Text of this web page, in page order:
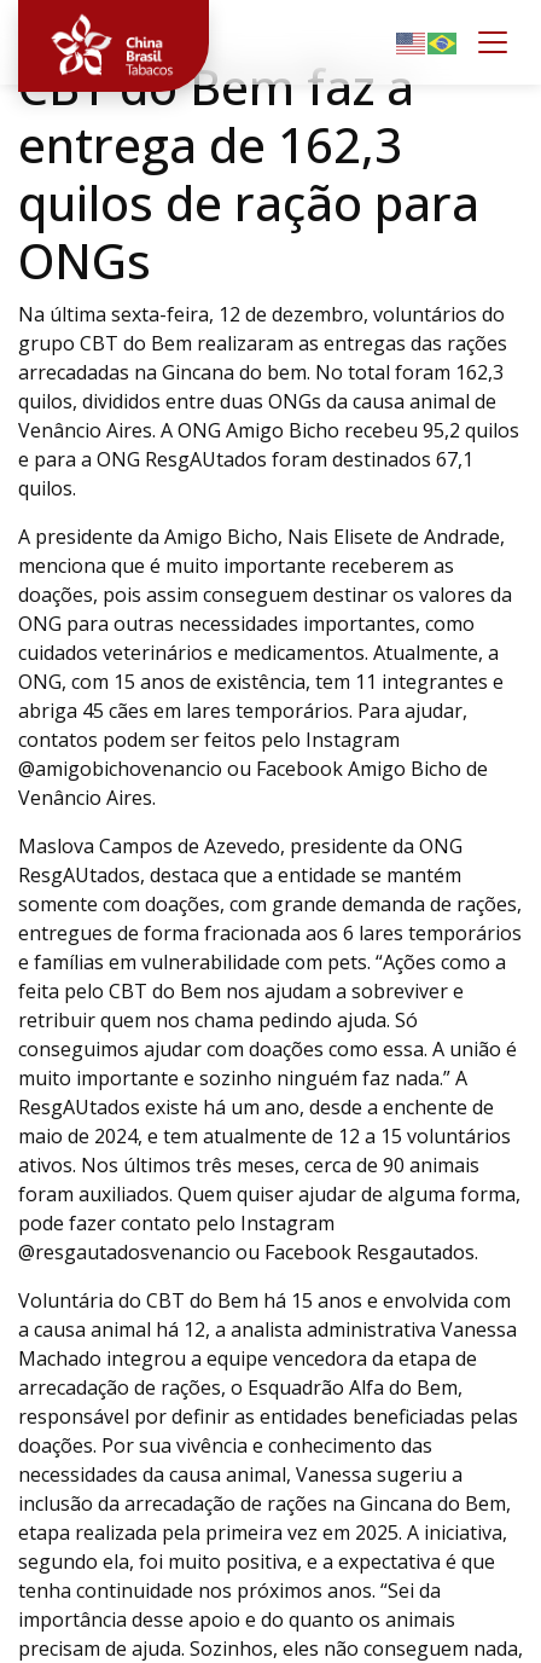
CBT do Bem faz a
entrega de 162,3
quilos de ração para
ONGs
Na última sexta-feira, 12 de dezembro, voluntários do
grupo CBT do Bem realizaram as entregas das rações
arrecadadas na Gincana do bem. No total foram 162,3
quilos, divididos entre duas ONGs da causa animal de
Venâncio Aires. A ONG Amigo Bicho recebeu 95,2 quilos
e para a ONG ResgAUtados foram destinados 67,1
quilos.
A presidente da Amigo Bicho, Nais Elisete de Andrade,
menciona que é muito importante receberem as
doações, pois assim conseguem destinar os valores da
ONG para outras necessidades importantes, como
cuidados veterinários e medicamentos. Atualmente, a
ONG, com 15 anos de existência, tem 11 integrantes e
abriga 45 cães em lares temporários. Para ajudar,
contatos podem ser feitos pelo Instagram
@amigobichovenancio ou Facebook Amigo Bicho de
Venâncio Aires.
Maslova Campos de Azevedo, presidente da ONG
ResgAUtados, destaca que a entidade se mantém
somente com doações, com grande demanda de rações,
entregues de forma fracionada aos 6 lares temporários
e famílias em vulnerabilidade com pets. “Ações como a
feita pelo CBT do Bem nos ajudam a sobreviver e
retribuir quem nos chama pedindo ajuda. Só
conseguimos ajudar com doações como essa. A união é
muito importante e sozinho ninguém faz nada.” A
ResgAUtados existe há um ano, desde a enchente de
maio de 2024, e tem atualmente de 12 a 15 voluntários
ativos. Nos últimos três meses, cerca de 90 animais
foram auxiliados. Quem quiser ajudar de alguma forma,
pode fazer contato pelo Instagram
@resgautadosvenancio ou Facebook Resgautados.
Voluntária do CBT do Bem há 15 anos e envolvida com
a causa animal há 12, a analista administrativa Vanessa
Machado integrou a equipe vencedora da etapa de
arrecadação de rações, o Esquadrão Alfa do Bem,
responsável por definir as entidades beneficiadas pelas
doações. Por sua vivência e conhecimento das
necessidades da causa animal, Vanessa sugeriu a
inclusão da arrecadação de rações na Gincana do Bem,
etapa realizada pela primeira vez em 2025. A iniciativa,
segundo ela, foi muito positiva, e a expectativa é que
tenha continuidade nos próximos anos. “Sei da
importância desse apoio e do quanto os animais
precisam de ajuda. Sozinhos, eles não conseguem nada,